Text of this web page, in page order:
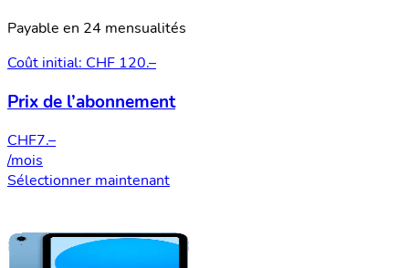
Payable en 24 mensualités
Coût initial: CHF 120.–
Prix de l’abonnement
CHF7.–
/mois
Sélectionner maintenant